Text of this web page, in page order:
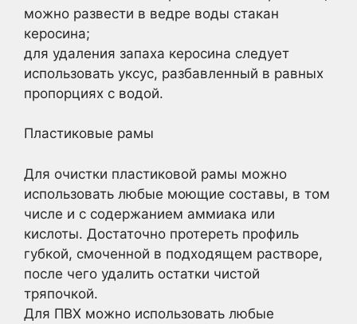
можно развести в ведре воды стакан
керосина;
для удаления запаха керосина следует
использовать уксус, разбавленный в равных
пропорциях с водой.
Пластиковые рамы
Для очистки пластиковой рамы можно
использовать любые моющие составы, в том
числе и с содержанием аммиака или
кислоты. Достаточно протереть профиль
губкой, смоченной в подходящем растворе,
после чего удалить остатки чистой
тряпочкой.
Для ПВХ можно использовать любые